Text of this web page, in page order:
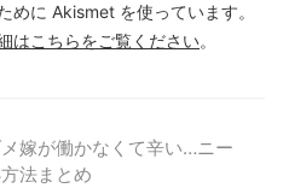
めに Akismet を使っています。
はこちらをご覧ください。
嫁が働かなくて辛い…ニー
法まとめ